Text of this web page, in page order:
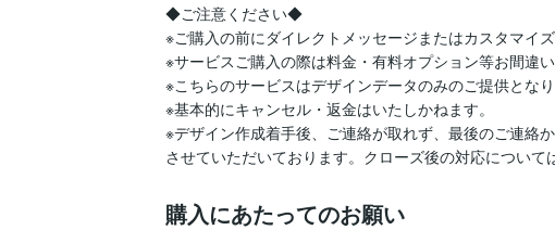
◆ご注意ください◆
※ご購入の前にダイレクトメッセージまたはカスタマイ
※サービスご購入の際は料金・有料オプション等お間違
※こちらのサービスはデザインデータのみのご提供となり
※基本的にキャンセル・返金はいたしかねます。
※デザイン作成着手後、ご連絡が取れず、最後のご連絡
させていただいております。クローズ後の対応について
購入にあたってのお願い